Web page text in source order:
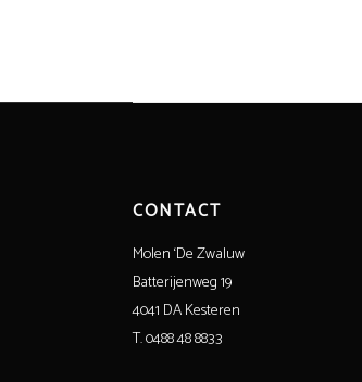
CONTACT
Molen ‘De Zwaluw
Batterijenweg 19
4041 DA Kesteren
T. 0488 48 8833